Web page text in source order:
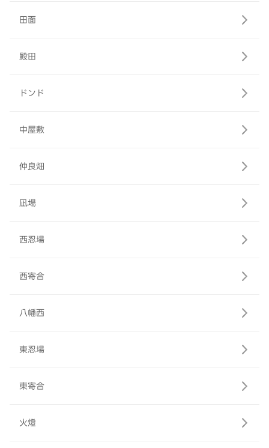
田面
殿田
ドンド
中屋敷
仲良畑
凪場
西忍場
西寄合
八幡西
東忍場
東寄合
火燈